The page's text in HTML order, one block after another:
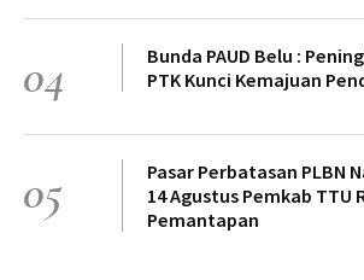
04
Bunda PAUD Belu :
PTK Kunci Kemajuan
05
Pasar Perbatasan PLBN
14 Agustus Pemkab TTU
Pemantapan